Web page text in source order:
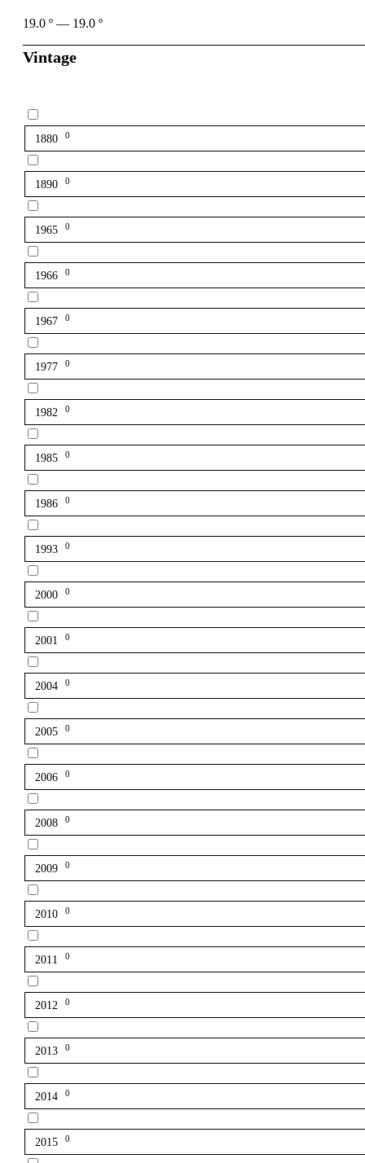
19.0 º — 19.0 º
Vintage
1880 0
1890 0
1965 0
1966 0
1967 0
1977 0
1982 0
1985 0
1986 0
1993 0
2000 0
2001 0
2004 0
2005 0
2006 0
2008 0
2009 0
2010 0
2011 0
2012 0
2013 0
2014 0
2015 0